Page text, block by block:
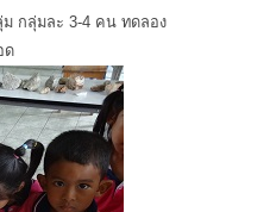
กลุ่มละ 3-4 คน ทดลอง
ด